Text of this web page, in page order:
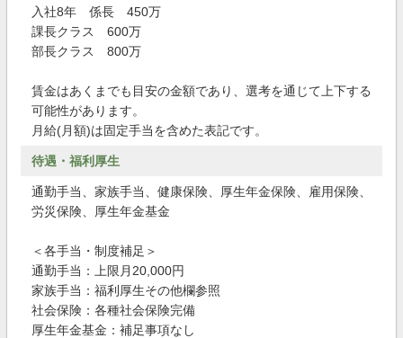
入社8年 係長 450万
課長クラス 600万
部長クラス 800万
賃金はあくまでも目安の金額であり、選考を通じて上下する
可能性があります。
月給(月額)は固定手当を含めた表記です。
待遇・福利厚生
通勤手当、家族手当、健康保険、厚生年金保険、雇用保険、
労災保険、厚生年金基金
＜各手当・制度補足＞
通勤手当：上限月20,000円
家族手当：福利厚生その他欄参照
社会保険：各種社会保険完備
厚生年金基金：補足事項なし